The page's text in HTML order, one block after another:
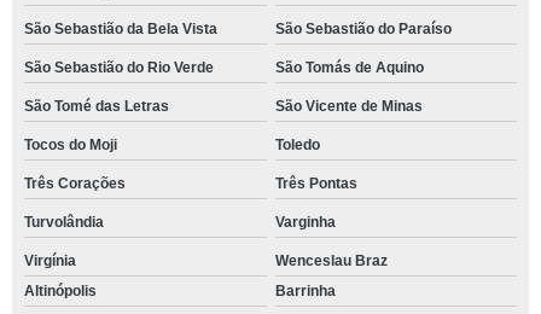
São Sebastião da Bela Vista São Sebastião do Paraíso
São Sebastião do Rio Verde São Tomás de Aquino
São Tomé das Letras São Vicente de Minas
Tocos do Moji Toledo
Três Corações Três Pontas
Turvolândia Varginha
Virgínia
Wenceslau Braz
Altinópolis
Barrinha